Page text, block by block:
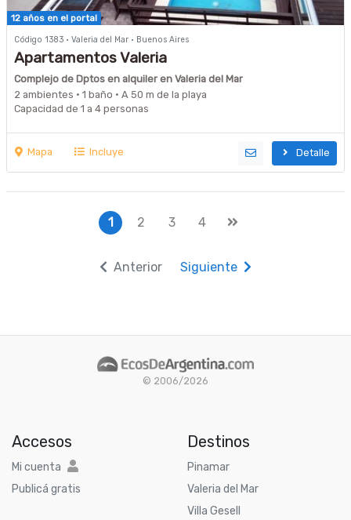
12 años en el portal
Código 1383 · Valeria del Mar · Buenos Aires
Apartamentos Valeria
Complejo de Dptos en alquiler en Valeria del Mar
2 ambientes · 1 baño · A 50 m de la playa
Capacidad de 1 a 4 personas
Mapa Incluye Detalle
1 2 3 4
Anterior Siguiente
© 2006/2026
Accesos
Mi cuenta
Publicá gratis
Destinos
Pinamar
Valeria del Mar
Villa Gesell